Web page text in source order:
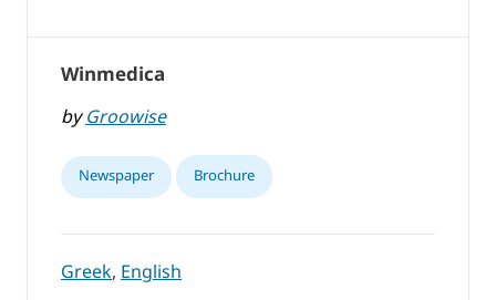
Winmedica
byGroowise
Newspaper Brochure
Greek, English